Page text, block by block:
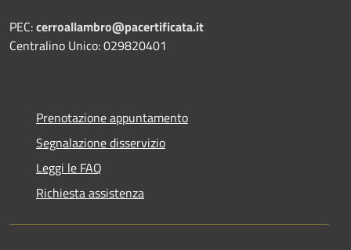
PEC:cerroallambro@pacertificata.it
Centralino Unico: 029820401
Prenotazione appuntamento
Segnalazione disservizio
Leggi le FAQ
Richiesta assistenza